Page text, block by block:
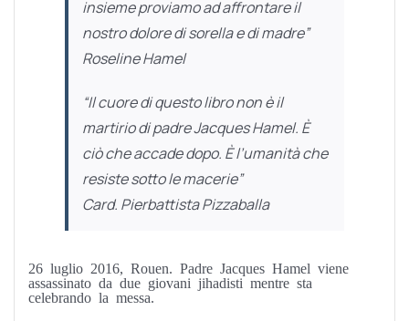
insieme proviamo ad affrontare il
nostro dolore di sorella e di madre”
Roseline Hamel
“Il cuore di questo libro non è il
martirio di padre Jacques Hamel. È
ciò che accade dopo. È l’umanità che
resiste sotto le macerie”
Card. Pierbattista Pizzaballa
26 luglio 2016, Rouen. Padre Jacques Hamel viene
assassinato da due giovani jihadisti mentre sta
celebrando la messa.